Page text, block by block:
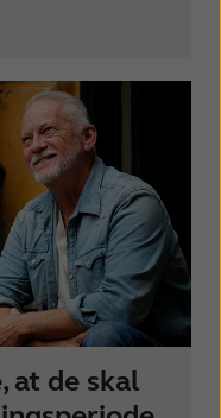
Kingdom
at de skal